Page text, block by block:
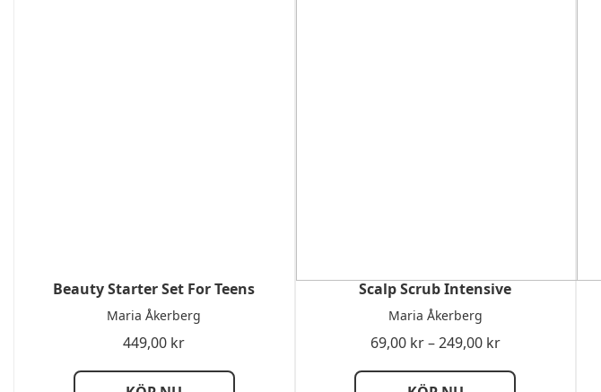
Beauty Starter Set For Teens
Maria Åkerberg
449,00 kr
Scalp Scrub Intensive
Maria Åkerberg
69,00 kr–249,00 krPrisintervall:
till